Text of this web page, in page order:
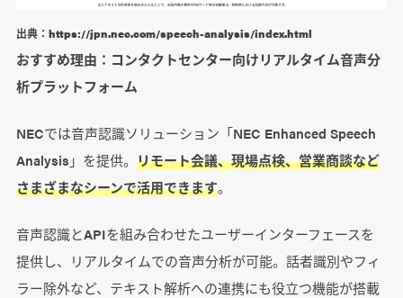
出典：https://jpn.nec.com/speech-analysis/index.html
おすすめ理由：コンタクトセンター向けリアルタイム音声分
析プラットフォーム
NECでは音声認識ソリューション「NEC Enhanced Speech
Analysis」を提供。 リモート会議、現場点検、営業商談など
さまざまなシーンで活用できます。
音声認識とAPIを組み合わせたユーザーインターフェースを
提供し、リアルタイムでの音声分析が可能。話者識別やフィ
ラー除外など、テキスト解析への連携にも役立つ機能が搭載